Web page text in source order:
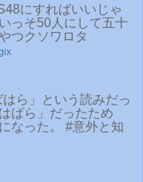
にすればいいじゃ
っそ50人にして五十
つクソワロタ
ら」という読みだっ
ばら」だったため
なった。 #意外と知